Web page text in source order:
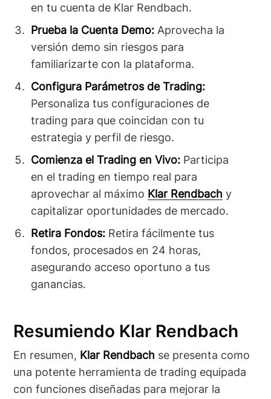
en tu cuenta de Klar Rendbach.
Prueba la Cuenta Demo: Aprovecha la
versión demo sin riesgos para
familiarizarte con la plataforma.
Configura Parámetros de Trading:
Personaliza tus configuraciones de
trading para que coincidan con tu
estrategia y perfil de riesgo.
Comienza el Trading en Vivo: Participa
en el trading en tiempo real para
aprovechar al máximo Klar Rendbach y
capitalizar oportunidades de mercado.
Retira Fondos: Retira fácilmente tus
fondos, procesados en 24 horas,
asegurando acceso oportuno a tus
ganancias.
Resumiendo Klar Rendbach
En resumen, Klar Rendbach se presenta como
una potente herramienta de trading equipada
con funciones diseñadas para mejorar la